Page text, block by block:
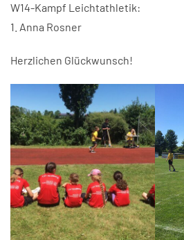
W14-Kampf Leichtathletik:
1. Anna Rosner
Herzlichen Glückwunsch!